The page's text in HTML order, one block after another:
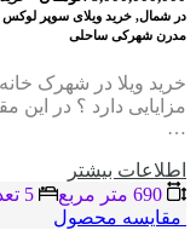
در شمال, خرید ویلای سوپر
مدرن شهرکی ساحلی
خرید ویلا در شهرک
مزایایی دارد ؟ در
…
اطلاعات بيشتر
مقایسه محصول